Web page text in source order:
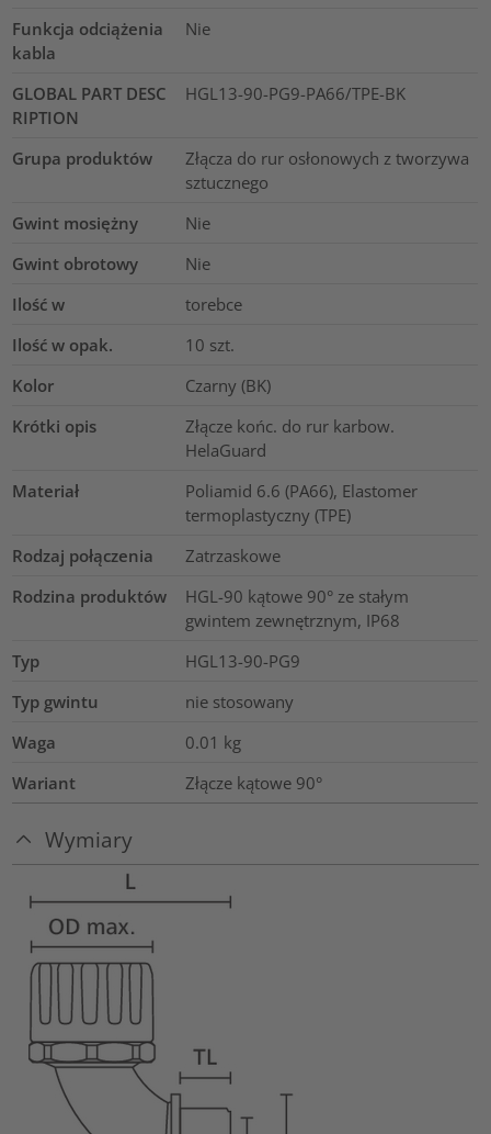
Funkcja odciążenia
kabla
Nie
GLOBAL PART DESC
RIPTION
HGL13-90-PG9-PA66/TPE-BK
Grupa produktów
Złącza do rur osłonowych z tworzywa
sztucznego
Gwint mosiężny
Nie
Gwint obrotowy
Nie
Ilość w
torebce
Ilość w opak.
10 szt.
Kolor
Czarny (BK)
Krótki opis
Złącze końc. do rur karbow.
HelaGuard
Materiał
Poliamid 6.6 (PA66), Elastomer
termoplastyczny (TPE)
Rodzaj połączenia
Zatrzaskowe
Rodzina produktów
HGL-90 kątowe 90° ze stałym
gwintem zewnętrznym, IP68
Typ
HGL13-90-PG9
Typ gwintu
nie stosowany
Waga
0.01 kg
Wariant
Złącze kątowe 90°
Wymiary